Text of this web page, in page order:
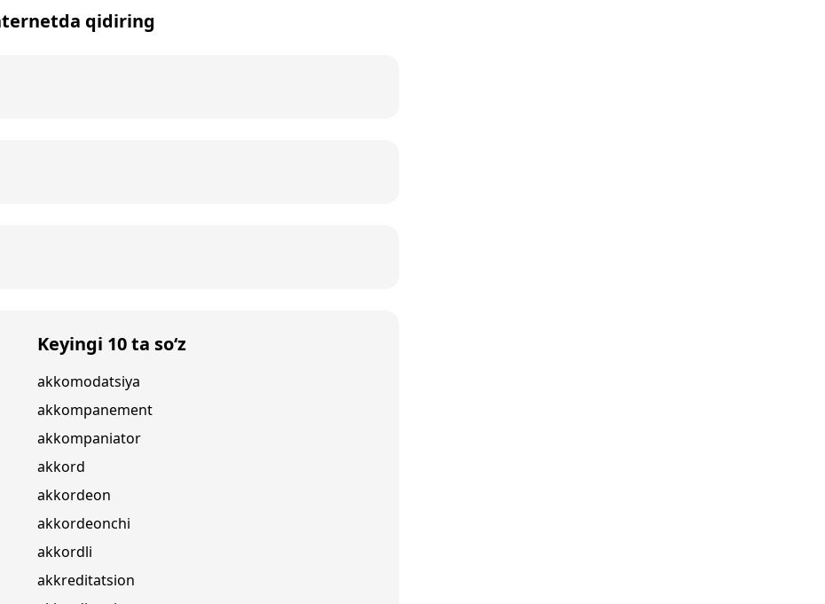
qidiring
Keyingi 10 ta so‘z
akkomodatsiya
akkompanement
akkompaniator
akkord
akkordeon
akkordeonchi
akkordli
akkreditatsion